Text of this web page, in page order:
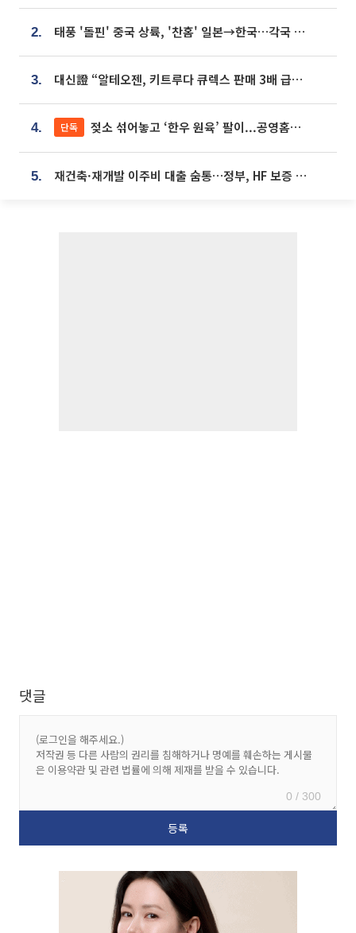
2. 태풍 '돌핀' 중국 상륙, '찬홈' 일본→한국…각국 기상청 예상 경로는?
3. 대신證 “알테오젠, 키트루다 큐렉스 판매 3배 급증…목표가 41만원 상향”
4. 단독 젖소 섞어놓고 ‘한우 원육’ 팔이...공영홈쇼핑 표기·검증 구멍
5. 재건축·재개발 이주비 대출 숨통…정부, HF 보증 신설 추진
댓글
0 / 300